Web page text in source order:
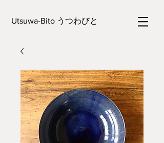
Utsuwa-Bito うつわびと